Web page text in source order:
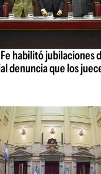
habilitó jubilaciones
denuncia que los